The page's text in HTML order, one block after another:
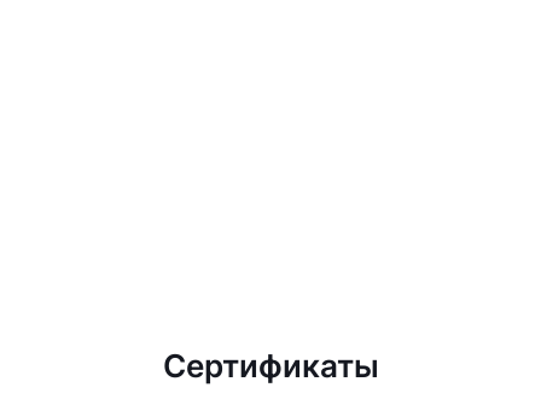
Сертификаты